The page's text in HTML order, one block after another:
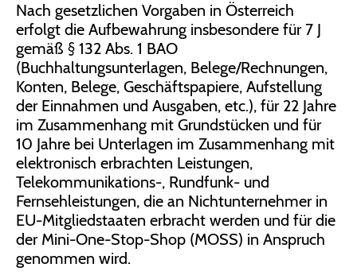
Nach gesetzlichen Vorgaben in Österreich
erfolgt die Aufbewahrung insbesondere für 7 J
gemäß § 132 Abs. 1 BAO
(Buchhaltungsunterlagen, Belege/Rechnungen,
Konten, Belege, Geschäftspapiere, Aufstellung
der Einnahmen und Ausgaben, etc.), für 22 Jahre
im Zusammenhang mit Grundstücken und für
10 Jahre bei Unterlagen im Zusammenhang mit
elektronisch erbrachten Leistungen,
Telekommunikations-, Rundfunk- und
Fernsehleistungen, die an Nichtunternehmer in
EU-Mitgliedstaaten erbracht werden und für die
der Mini-One-Stop-Shop (MOSS) in Anspruch
genommen wird.